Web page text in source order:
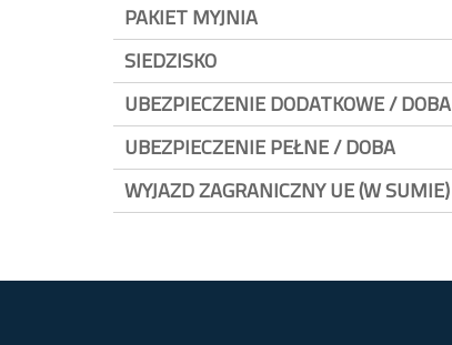
PAKIET MYJNIA
SIEDZISKO
UBEZPIECZENIE DODATKOWE / DOBA
UBEZPIECZENIE PEŁNE / DOBA
WYJAZD ZAGRANICZNY UE (W SUMIE)